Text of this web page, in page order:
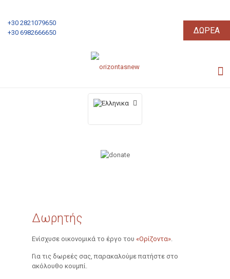
+30 2821079650
+30 6982666650
ΔΩΡΕΑ
Δωρητής
Ενίσχυσε οικονομικά το έργο του «Ορίζοντα».
Για τις δωρεές σας, παρακαλούμε πατήστε στο
ακόλουθο κουμπί.